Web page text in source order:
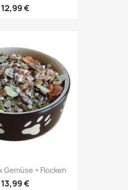
12,99 €
Gemüse + Flocken
13,99 €